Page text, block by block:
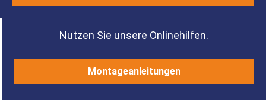
Nutzen Sie unsere Onlinehilfen.
Montageanleitungen